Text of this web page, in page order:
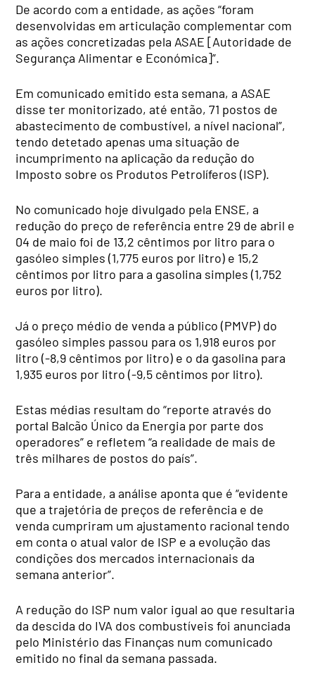
De acordo com a entidade, as ações “foram
desenvolvidas em articulação complementar com
as ações concretizadas pela ASAE [Autoridade de
Segurança Alimentar e Económica]”.
Em comunicado emitido esta semana, a ASAE
disse ter monitorizado, até então, 71 postos de
abastecimento de combustível, a nível nacional”,
tendo detetado apenas uma situação de
incumprimento na aplicação da redução do
Imposto sobre os Produtos Petrolíferos (ISP).
No comunicado hoje divulgado pela ENSE, a
redução do preço de referência entre 29 de abril e
04 de maio foi de 13,2 cêntimos por litro para o
gasóleo simples (1,775 euros por litro) e 15,2
cêntimos por litro para a gasolina simples (1,752
euros por litro).
Já o preço médio de venda a público (PMVP) do
gasóleo simples passou para os 1,918 euros por
litro (-8,9 cêntimos por litro) e o da gasolina para
1,935 euros por litro (-9,5 cêntimos por litro).
Estas médias resultam do “reporte através do
portal Balcão Único da Energia por parte dos
operadores” e refletem “a realidade de mais de
três milhares de postos do país”.
Para a entidade, a análise aponta que é “evidente
que a trajetória de preços de referência e de
venda cumpriram um ajustamento racional tendo
em conta o atual valor de ISP e a evolução das
condições dos mercados internacionais da
semana anterior”.
A redução do ISP num valor igual ao que resultaria
da descida do IVA dos combustíveis foi anunciada
pelo Ministério das Finanças num comunicado
emitido no final da semana passada.